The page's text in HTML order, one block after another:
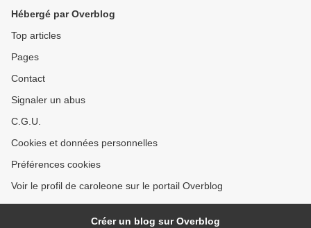
Hébergé par Overblog
Top articles
Pages
Contact
Signaler un abus
C.G.U.
Cookies et données personnelles
Préférences cookies
Voir le profil de caroleone sur le portail Overblog
Créer un blog sur Overblog